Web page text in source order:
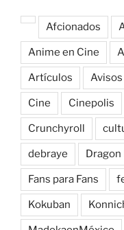
Afcionados
Anime en Cine
Artículos Avisos
Cine Cinepolis
Crunchyroll
debraye Dragon
Fans para Fans
Kokuban